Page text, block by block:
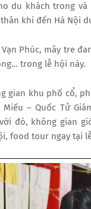
du khách trong và
khi đến Hà Nội
Phúc, mây tre
trong lễ hội này.
gian khu phố cổ,
– Quốc Tử
đó, không gian
food tour ngay tại